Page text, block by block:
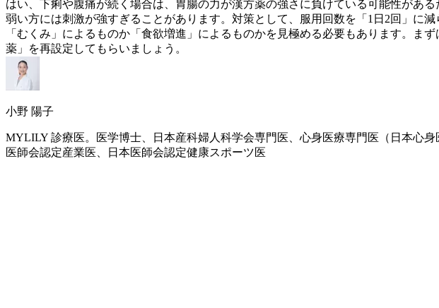
はい、下痢や腹痛が続く場合は、胃腸の力が漢方薬の強さに負けている可能性があ
弱い方には刺激が強すぎることがあります。対策として、服用回数を「1日2回」に
「むくみ」によるものか「食欲増進」によるものかを見極める必要もあります。
薬」を再設定してもらいましょう。
小野 陽子
MYLILY 診療医。医学博士、日本産科婦人科学会専門医、心身医療専門医（日本心
医師会認定産業医、日本医師会認定健康スポーツ医